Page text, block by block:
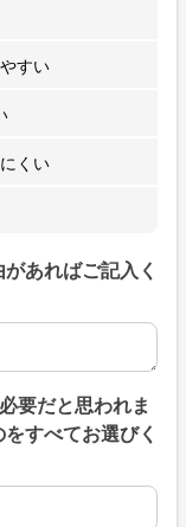
すい
くい
あればご記入く
あればご記入くだ
要だと思われま
すべてお選びく